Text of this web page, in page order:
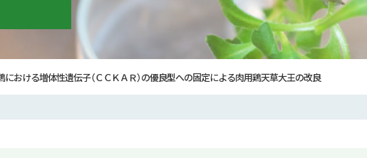
における増体性遺伝子（ＣＣＫＡＲ）の優良型への固定による肉用鶏天草大王の改良